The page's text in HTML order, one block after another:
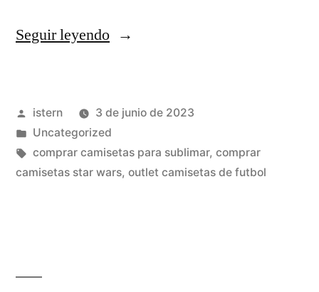
Seguir leyendo«opiniones
camisetas»
Publicado
por
istern
3 de junio de 2023
Publicado
en
Uncategorized
Etiquetas:
comprar camisetas para sublimar, comprar
camisetas star wars, outlet camisetas de futbol